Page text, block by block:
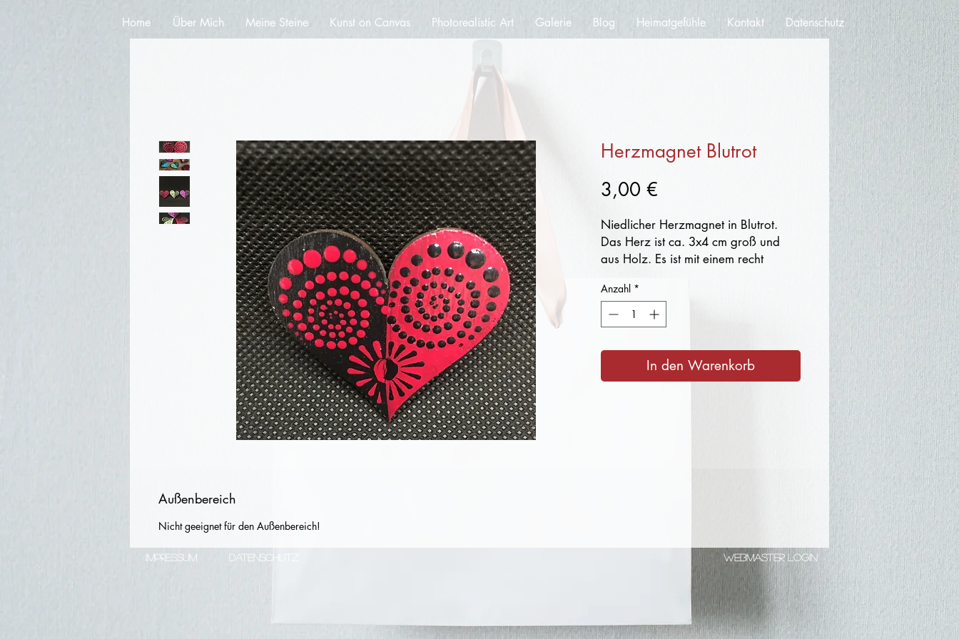
Home Über Mich Meine Steine Kunst on Canvas Photorealistic Art Galerie Blog Heimatgefühle Kontakt Datenschutz
Herzmagnet Blutrot
3,00 €
Niedlicher Herzmagnet in Blutrot.
Das Herz ist ca. 3x4 cm groß und
aus Holz. Es ist mit einem recht
Perfekt für die Verschönerung von Pin-
Wänden und Kühlschränken.
Hübsches Design. Acryl auf Holz, mit
Anzahl *
In den Warenkorb
Außenbereich
Nicht geeignet für den Außenbereich!
IMPRESSUM DATENSCHUTZ Webmaster Login